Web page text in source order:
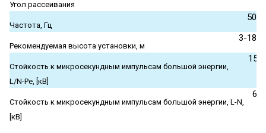
Угол рассеивания
Частота, Гц
50
Рекомендуемая высота установки, м
3-18
Стойкость к микросекундным импульсам большой энергии,
L/N-Pe, [кВ]
15
Стойкость к микросекундным импульсам большой энергии, L-N,
[кВ]
6